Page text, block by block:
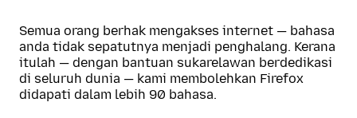
Semua orang berhak mengakses internet — bahasa
anda tidak sepatutnya menjadi penghalang. Kerana
itulah — dengan bantuan sukarelawan berdedikasi
di seluruh dunia — kami membolehkan Firefox
didapati dalam lebih 90 bahasa.